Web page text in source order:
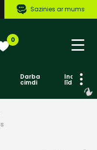
Sazinies ar mums
0
Darba
cimdi līdzekļi